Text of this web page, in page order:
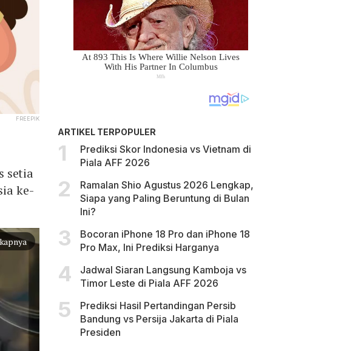
FREEPIK
setia
ke-
ARTIKEL TERPOPULER
Prediksi Skor Indonesia vs Vietnam di
Piala AFF 2026
Ramalan Shio Agustus 2026 Lengkap,
Siapa yang Paling Beruntung di Bulan
Ini?
Bocoran iPhone 18 Pro dan iPhone 18
Pro Max, Ini Prediksi Harganya
Jadwal Siaran Langsung Kamboja vs
Timor Leste di Piala AFF 2026
Prediksi Hasil Pertandingan Persib
Bandung vs Persija Jakarta di Piala
Presiden